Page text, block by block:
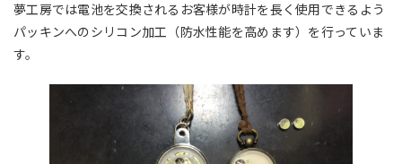
夢工房では電池を交換されるお客様が時計を長く使用できるよう
パッキンへのシリコン加工（防水性能を高めます）を行っていま
す。